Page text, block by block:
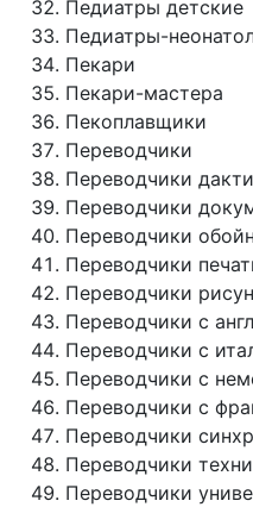
Педиатры детские
Педиатры-
Пекари
Пекари-мастера
Пекоплавщики
Переводчики
Переводчики
Переводчики
Переводчики
Переводчики
Переводчики
Переводчики с
Переводчики с
Переводчики с
Переводчики с
Переводчики
Переводчики
Переводчики